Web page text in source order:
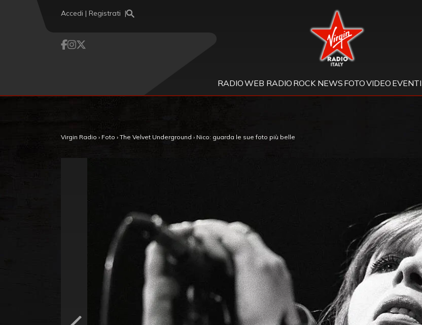
Accedi | Registrati Virgin Radio
RADIOWEB RADIO ROCK NEWS FOTOVIDEO EVENTI
Virgin Radio › Foto › The Velvet Underground › Nico: guarda le sue foto più belle